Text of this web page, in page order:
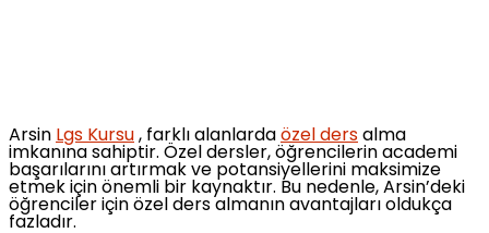
Arsin Lgs Kursu , farklı alanlarda özel ders alma
imkanına sahiptir. Özel dersler, öğrencilerin academi
başarılarını artırmak ve potansiyellerini maksimize
etmek için önemli bir kaynaktır. Bu nedenle, Arsin’deki
öğrenciler için özel ders almanın avantajları oldukça
fazladır.